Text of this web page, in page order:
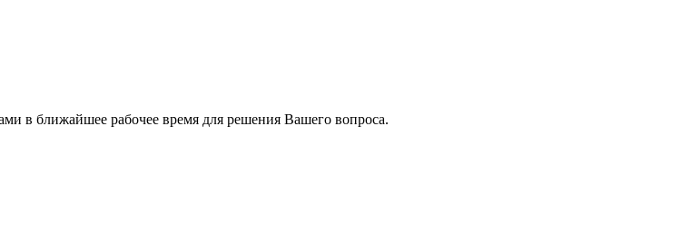
в ближайшее рабочее время для решения Вашего вопроса.